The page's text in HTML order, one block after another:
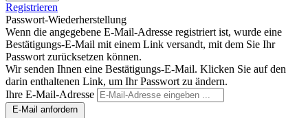
Registrieren
Passwort-Wiederherstellung
Wenn die angegebene E-Mail-Adresse registriert ist, wurde eine
Bestätigungs-E-Mail mit einem Link versandt, mit dem Sie Ihr
Passwort zurücksetzen können.
Wir senden Ihnen eine Bestätigungs-E-Mail. Klicken Sie auf den
darin enthaltenen Link, um Ihr Passwort zu ändern.
Ihre E-Mail-Adresse
E-Mail anfordern